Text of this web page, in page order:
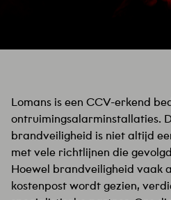
Lomans is een CCV-erkend
ontruimingsalarminstallaties.
brandveiligheid is niet altijd
met vele richtlijnen die
Hoewel brandveiligheid vaak
kostenpost wordt gezien,